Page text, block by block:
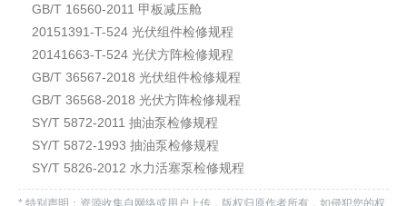
GB/T 16560-2011 甲板减压舱
20151391-T-524 光伏组件检修规程
20141663-T-524 光伏方阵检修规程
GB/T 36567-2018 光伏组件检修规程
GB/T 36568-2018 光伏方阵检修规程
SY/T 5872-2011 抽油泵检修规程
SY/T 5872-1993 抽油泵检修规程
SY/T 5826-2012 水力活塞泵检修规程
* 特别声明：资源收集自网络或用户上传，版权归原作者所有，如侵犯您的权